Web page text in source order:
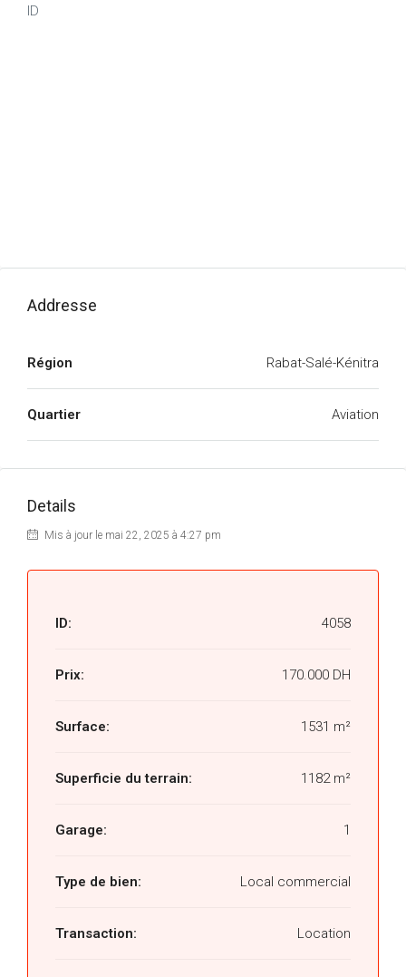
ID
Addresse
Région Rabat-Salé-Kénitra
Quartier Aviation
Details
Mis à jour le mai 22, 2025 à 4:27 pm
ID: 4058
Prix: 170.000 DH
Surface: 1531 m²
Superficie du terrain: 1182 m²
Garage: 1
Type de bien: Local commercial
Transaction: Location